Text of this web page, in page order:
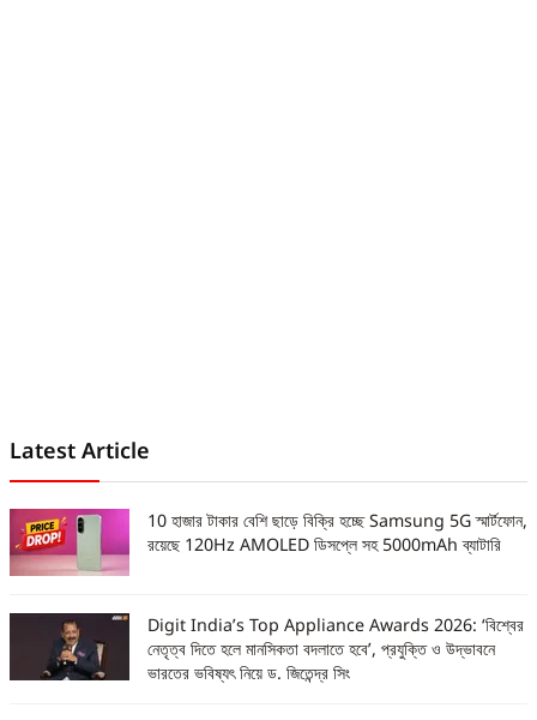
Latest Article
10 হাজার টাকার বেশি ছাড়ে বিক্রি হচ্ছে Samsung 5G স্মার্টফোন,
রয়েছে 120Hz AMOLED ডিসপ্লে সহ 5000mAh ব্যাটারি
Digit India’s Top Appliance Awards 2026: ‘বিশ্বের
নেতৃত্ব দিতে হলে মানসিকতা বদলাতে হবে’, প্রযুক্তি ও উদ্ভাবনে
ভারতের ভবিষ্যৎ নিয়ে ড. জিতেন্দ্র সিং